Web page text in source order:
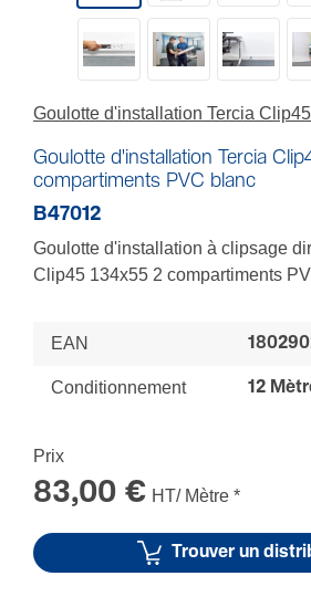
Goulotte d'installation Tercia
Goulotte d'installation Tercia
compartiments PVC blanc
B47012
Goulotte d'installation à clipsage
Clip45 134x55 2 compartiments
EAN
Conditionnement 12
Prix
83,00 € HT/ Mètre *
Trouver un